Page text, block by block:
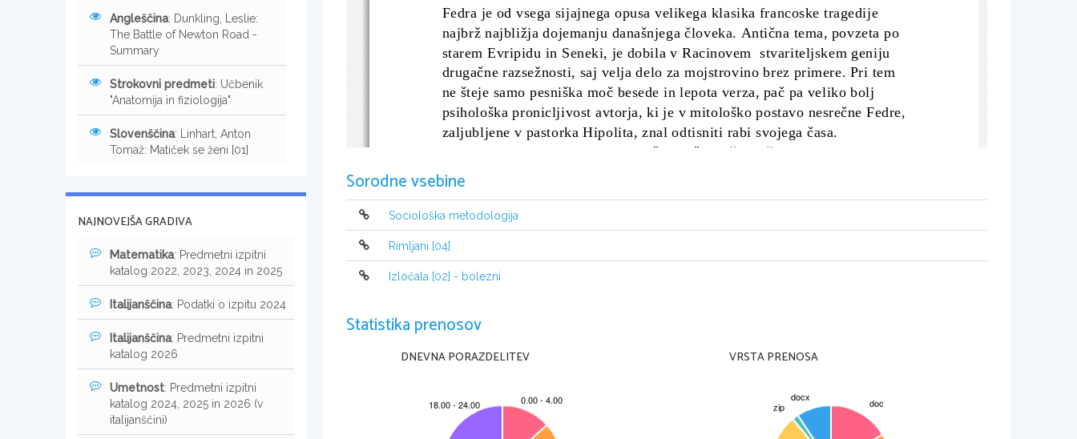
Fedra je od vsega sijajnega opusa velikega klasika francoske tragedije
najbrž najbližja dojemanju današnjega človeka. Antična tema, povzeta po
starem Evripidu in Seneki, je dobila v Racinovem  stvariteljskem geniju
drugačne razsežnosti, saj velja delo za mojstrovino brez primere. Pri tem
ne šteje samo pesniška moč besede in lepota verza, pač pa veliko bolj
psihološka pronicljivost avtorja, ki je v mitološko postavo nesrečne Fedre,
zaljubljene v pastorka Hipolita, znal odtisniti rabi svojega časa.
Kot vse velike tragedije zastavlja  ̋Fedra ̋ vprašanje človekovega
tragediji so pogosto omenjeni Bogovi. Ti naj bi bili večkrat le nemi
opazovalci, včasih pa po besedah pesnika delijo usodo junakov. Novejši
pristop je včasih iskanje Boga, norčevanje iz miselnosti o Bogu iz božje
neaktivnosti, odsotnosti. Nekateri vse skupaj pripisujejo usodi. Tragedije
Racina so različno interpretirane, postavljene v različne čase. Bogovi so
smisel tragedije v boju med bogovi in človekom. Fedrini junaki se
obračajo svojemu Bogu: Tezej Neptonu, Hipolit Dioni in Aricia Afroditi.
Zgodba poveličuje Afrodito, v njej so vsi, tudi plemeniteži nemočni.
Fedra je poskušala potešiti svojo strast, zašla pa je v težave. Osnova za
Sorodne vsebine
Sociološka metodologija
Rimljani [04]
Izločala [02] - bolezni
Statistika prenosov
DNEVNA PORAZDELITEV VRSTA PRENOSA
Angleščina: Dunkling, Leslie:
The Battle of Newton Road -
Summary
Strokovni predmeti: Učbenik
"Anatomija in fiziologija"
Slovenščina: Linhart, Anton
Tomaž: Matiček se ženi [01]
NAJNOVEJŠA GRADIVA
Matematika: Predmetni izpitni
katalog 2022, 2023, 2024 in 2025
Italijanščina: Podatki o izpitu 2024
Italijanščina: Predmetni izpitni
katalog 2026
Umetnost: Predmetni izpitni
katalog 2024, 2025 in 2026 (v
italijanščini)